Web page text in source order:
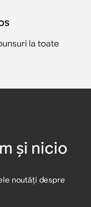
la toate
și nicio
noutăți despre